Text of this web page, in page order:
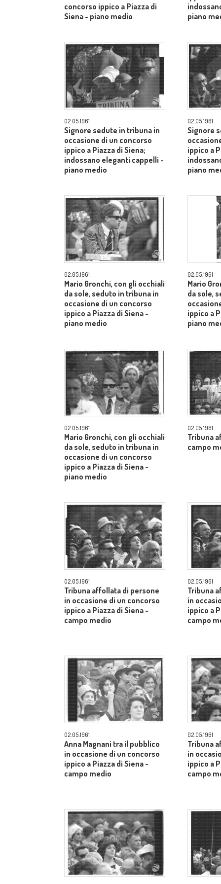
concorso ippico a Piazza di
Siena - piano medio
piano
02.05.1961
Signore sedute in tribuna in
occasione di un concorso
ippico a Piazza di Siena;
indossano eleganti cappelli -
piano medio
02.05.1961
Signore
ippico a
piano
02.05.1961
Mario Gronchi, con gli occhiali
da sole, seduto in tribuna in
occasione di un concorso
ippico a Piazza di Siena -
piano medio
02.05.1961
Mario
da sole,
ippico a
piano
02.05.1961
Mario Gronchi, con gli occhiali
da sole, seduto in tribuna in
occasione di un concorso
ippico a Piazza di Siena -
piano medio
02.05.1961
Tribuna
campo
02.05.1961
Tribuna affollata di persone
in occasione di un concorso
ippico a Piazza di Siena -
campo medio
02.05.1961
Tribuna
in
ippico a
campo
02.05.1961
Anna Magnani tra il pubblico
in occasione di un concorso
ippico a Piazza di Siena -
campo medio
02.05.1961
Tribuna
in
ippico a
campo